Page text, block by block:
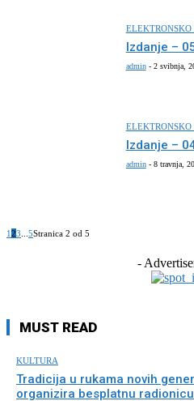
ELEKTRONSKO
Izdanje –
admin - 2 svibnja,
ELEKTRONSKO
Izdanje –
admin - 8 travnja,
123 5Stranica 2 od 5
-
MUST READ
KULTURA
Tradicija u rukama novih
organizira besplatnu